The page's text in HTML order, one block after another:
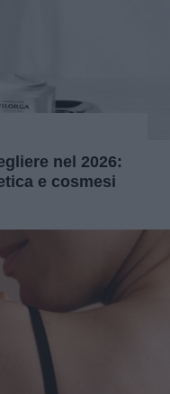
nel 2026:
e cosmesi